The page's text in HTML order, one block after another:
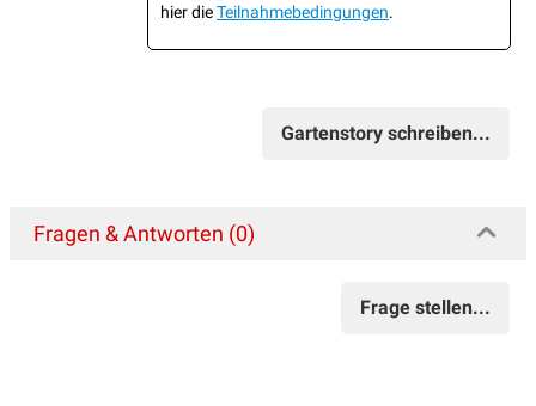
hier dieTeilnahmebedingungen.
Gartenstory schreiben...
Fragen & Antworten (0)
Frage stellen...